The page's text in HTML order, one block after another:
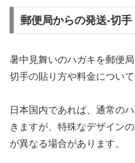
郵便局からの発送-切手
暑中見舞いのハガキを郵便
切手の貼り方や料金につい
日本国内であれば、通常の
きますが、特殊なデザイン
が異なる場合があります。